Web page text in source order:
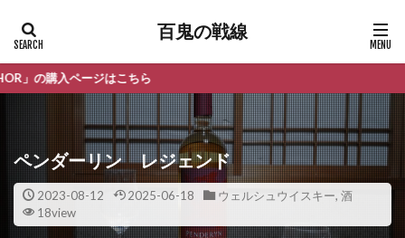
百鬼の戦線
はこちら
ペンダーリン レジェンド
2023-08-12 2025-06-18 ウェルシュウイスキー, 酒
18view